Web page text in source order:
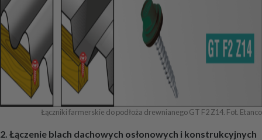
Łączniki farmerskie do podłoża drewnianego GT F2 Z14. Fot. Etanco
2. Łączenie blach dachowych osłonowych i konstrukcyjnych